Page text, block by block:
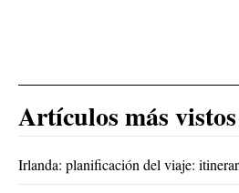
Artículos más vistos
Irlanda: planificación del viaje: